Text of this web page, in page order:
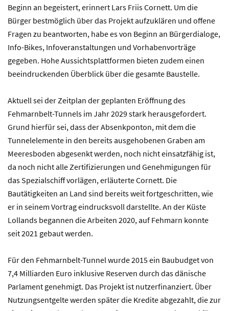
Beginn an begeistert, erinnert Lars Friis Cornett. Um die
Bürger bestmöglich über das Projekt aufzuklären und offene
Fragen zu beantworten, habe es von Beginn an Bürgerdialoge,
Info-Bikes, Infoveranstaltungen und Vorhabenvorträge
gegeben. Hohe Aussichtsplattformen bieten zudem einen
beeindruckenden Überblick über die gesamte Baustelle.
Aktuell sei der Zeitplan der geplanten Eröffnung des
Fehmarnbelt-Tunnels im Jahr 2029 stark herausgefordert.
Grund hierfür sei, dass der Absenkponton, mit dem die
Tunnelelemente in den bereits ausgehobenen Graben am
Meeresboden abgesenkt werden, noch nicht einsatzfähig ist,
da noch nicht alle Zertifizierungen und Genehmigungen für
das Spezialschiff vorlägen, erläuterte Cornett. Die
Bautätigkeiten an Land sind bereits weit fortgeschritten, wie
er in seinem Vortrag eindrucksvoll darstellte. An der Küste
Lollands begannen die Arbeiten 2020, auf Fehmarn konnte
seit 2021 gebaut werden.
Für den Fehmarnbelt-Tunnel wurde 2015 ein Baubudget von
7,4 Milliarden Euro inklusive Reserven durch das dänische
Parlament genehmigt. Das Projekt ist nutzerfinanziert. Über
Nutzungsentgelte werden später die Kredite abgezahlt, die zur